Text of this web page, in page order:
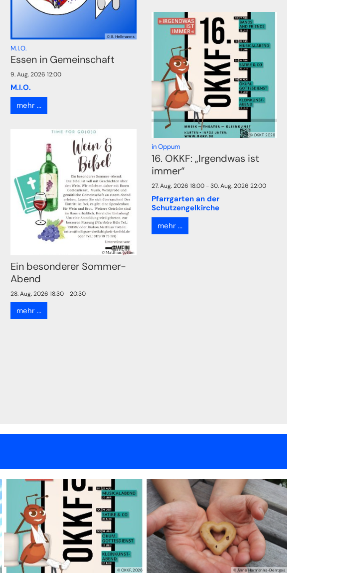
© B. Hellmanns
M.I.O.
Essen in Gemeinschaft
9. Aug. 2026 12:00
M.I.O.
mehr ...
© OKKF, 2026
in Oppum:
16. OKKF: „Irgendwas ist
immer“
27. Aug. 2026 18:00 - 30. Aug. 2026 22:00
Pfarrgarten an der
Schutzengelkirche
mehr ...
© Matthias Totten
Ein besonderer Sommer-
Abend
28. Aug. 2026 18:30 - 20:30
mehr ...
© OKKF, 2026 © Anne Hermanns-Dentges